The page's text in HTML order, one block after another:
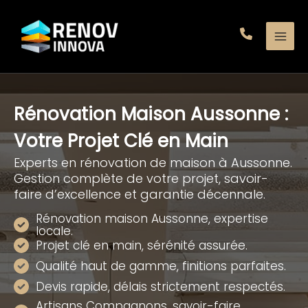
contenu
Rénovation Maison Aussonne :
Votre Projet Clé en Main
Experts en rénovation de maison à Aussonne.
Gestion complète de votre projet, savoir-
faire d’excellence et garantie décennale.
Rénovation maison Aussonne, expertise
locale.
Projet clé en main, sérénité assurée.
Qualité haut de gamme, finitions parfaites.
Devis rapide, délais strictement respectés.